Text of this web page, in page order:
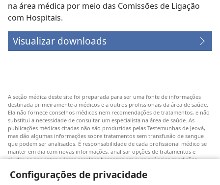
Configurações de privacidade
na área médica por meio das Comissões de Ligação
com Hospitais.
Visualizar downloads
A seção médica deste site foi preparada para ser uma fonte de informações
destinada primeiramente a médicos e a outros profissionais da área de saúde.
Ela não fornece conselhos médicos nem recomendações de tratamentos, e não
substitui a necessidade de consultar um especialista na área de saúde. As
publicações médicas citadas não são produzidas pelas Testemunhas de Jeová,
mas dão algumas informações sobre tratamentos sem transfusão de sangue
que podem ser analisados. É responsabilidade de cada profissional médico se
manter em dia com novas informações, analisar opções de tratamentos e
ajudar os pacientes a fazer escolhas baseadas em suas próprias condições
apropriados ou aceitáveis para todos os pacientes.